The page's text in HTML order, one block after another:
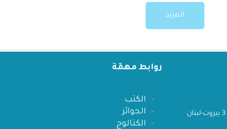
المزيد
روابط مهمّة
الكتب
الجوائز
الكتالوج